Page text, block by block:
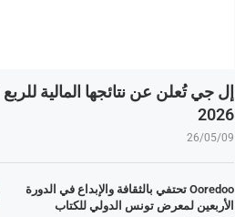
إل جي تُعلن عن نتائجها المالية
2026
26/05/09
Ooredoo تحتفي بالثقافة والإبداع في الدورة
الأربعين لمعرض تونس الدولي للكتاب